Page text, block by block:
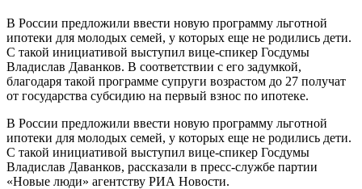
В России предложили ввести новую программу льготной
ипотеки для молодых семей, у которых еще не родились дети.
С такой инициативой выступил вице-спикер Госдумы
Владислав Даванков. В соответствии с его задумкой,
благодаря такой программе супруги возрастом до 27 получат
от государства субсидию на первый взнос по ипотеке.
В России предложили ввести новую программу льготной
ипотеки для молодых семей, у которых еще не родились дети.
С такой инициативой выступил вице-спикер Госдумы
Владислав Даванков, рассказали в пресс-службе партии
«Новые люди» агентству РИА Новости.